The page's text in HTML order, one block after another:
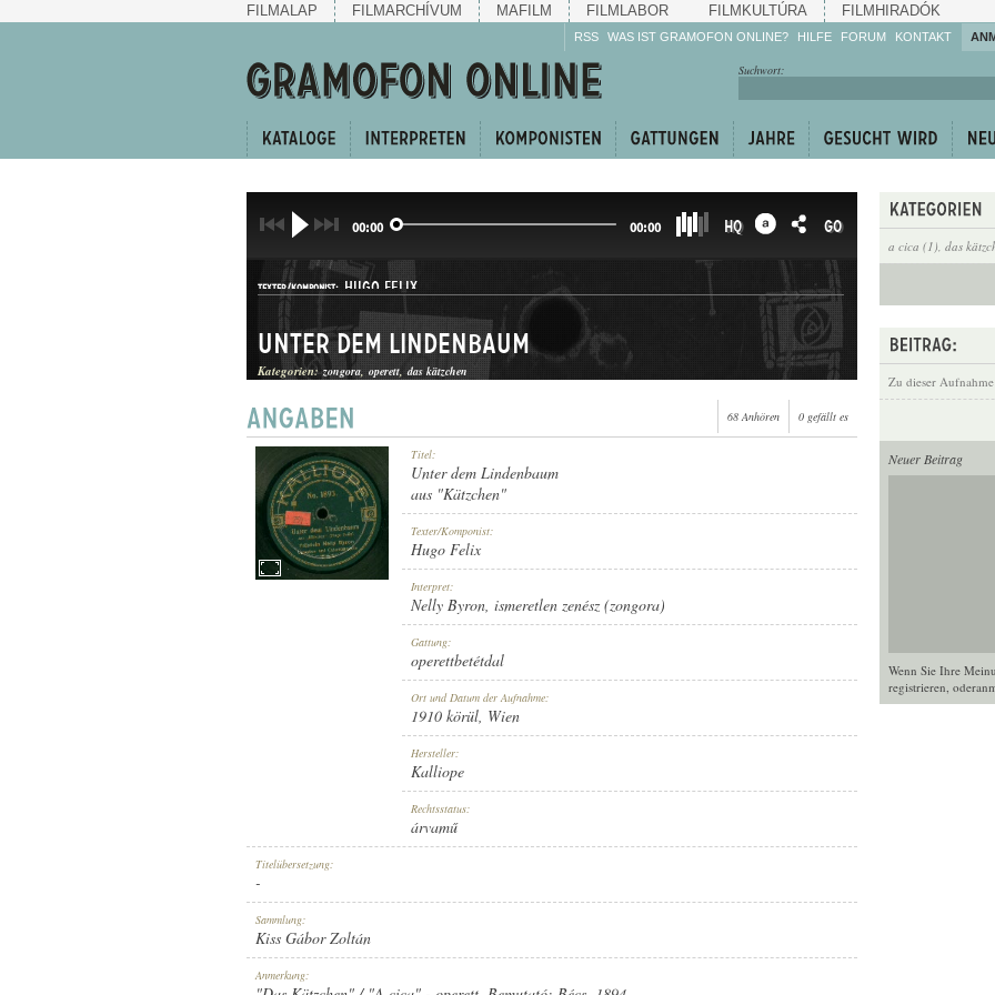
FILMALAP FILMARCHÍVUM MAFILM FILMLABOR FILMKULTÚRA FILMHIRADÓK
RSS WAS IST GRAMOFON ONLINE? HILFE
Machen Sie mit!
weiter!
FORUM KONTAKT
Suchwort:
a cica (1), das
Zu dieser
Neuer Beitrag
Wenn Sie Ihre
registrieren, oder
00:00 00:00 HQ GO
TEXTER/KOMPONIST: HUGO FELIX
OPERETTBETÉTDAL
1910 KÖRÜL
NO. 1893.
Unter dem Lindenbaum
Kategorien: zongora operett das kätzchen
68 Anhören 0 gefällt es
Titel:
Unter dem Lindenbaum
aus "Kätzchen"
Texter/Komponist:
Hugo Felix
Interpret:
Nelly Byron, ismeretlen zenész (zongora)
Gattung:
operettbetétdal
Ort und Datum der Aufnahme:
1910 körül, Wien
Hersteller:
Kalliope
Rechtsstatus:
árvamű
Titelübersetzung:
-
Sammlung:
Kiss Gábor Zoltán
Anmerkung: